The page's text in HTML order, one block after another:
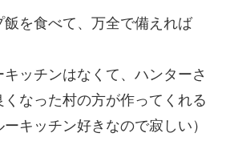
飯を食べて、万全で備えれば
ッチンはなくて、ハンターさ
なった村の方が作ってくれる
キッチン好きなので寂しい）